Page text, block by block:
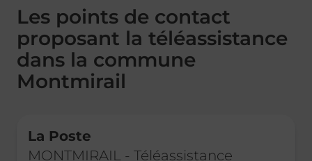
Les points de contact
proposant la téléassistance
dans la commune
Montmirail
La Poste
MONTMIRAIL - Téléassistance